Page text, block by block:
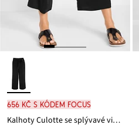
656 Kč s kódem FOCUS
Kalhoty Culotte se splývavé viskózy